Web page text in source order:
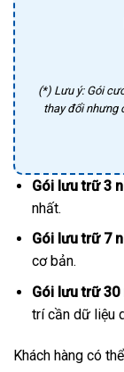
(*) Lưu ý: Gói
thay đổi nhưng
Gói lưu trữ 3
nhất.
Gói lưu trữ 7
cơ bản.
Gói lưu trữ 30
trí cần dữ liệu
Khách hàng có